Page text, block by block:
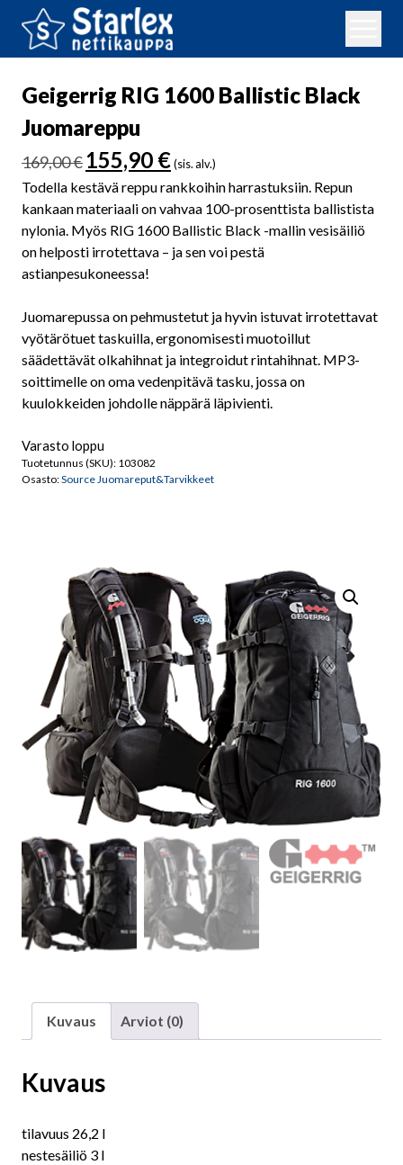
Geigerrig RIG 1600 Ballistic Black
Juomareppu
169,00€ Alkuperäinen
hinta
oli:
169,00 €.
155,90 €Nykyinen
hinta
on:
155,90 €.
(sis. alv.)
Todella kestävä reppu rankkoihin harrastuksiin. Repun
kankaan materiaali on vahvaa 100-prosenttista ballistista
nylonia. Myös RIG 1600 Ballistic Black -mallin vesisäiliö
on helposti irrotettava – ja sen voi pestä
astianpesukoneessa!
Juomarepussa on pehmustetut ja hyvin istuvat irrotettavat
vyötärötuet taskuilla, ergonomisesti muotoillut
säädettävät olkahihnat ja integroidut rintahihnat. MP3-
soittimelle on oma vedenpitävä tasku, jossa on
kuulokkeiden johdolle näppärä läpivienti.
Varasto loppu
Tuotetunnus (SKU): 103082
Osasto:Source Juomareput&Tarvikkeet
Kuvaus Arviot (0)
Kuvaus
tilavuus 26,2 l
nestesäiliö 3 l